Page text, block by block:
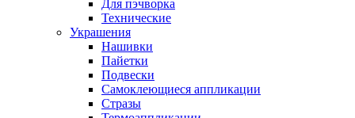
Для пэчворка
Технические
Украшения
Нашивки
Пайетки
Подвески
Самоклеющиеся аппликации
Стразы